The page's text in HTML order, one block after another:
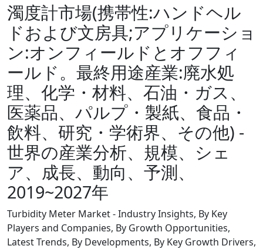
濁度計市場(携帯性:ハンドヘル
ドおよび文房具;アプリケーショ
ン:オンフィールドとオフフィ
ールド。最終用途産業:廃水処
理、化学・材料、石油・ガス、
医薬品、パルプ・製紙、食品・
飲料、研究・学術界、その他) -
世界の産業分析、規模、シェ
ア、成長、動向、予測、
2019~2027年
Turbidity Meter Market - Industry Insights, By Key
Players and Companies, By Growth Opportunities,
Latest Trends, By Developments, By Key Growth Drivers,